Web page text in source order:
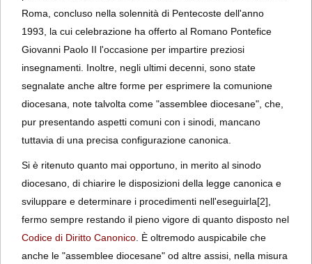
Roma, concluso nella solennità di Pentecoste dell'anno
1993, la cui celebrazione ha offerto al Romano Pontefice
Giovanni Paolo II l'occasione per impartire preziosi
insegnamenti. Inoltre, negli ultimi decenni, sono state
segnalate anche altre forme per esprimere la comunione
diocesana, note talvolta come "assemblee diocesane", che,
pur presentando aspetti comuni con i sinodi, mancano
tuttavia di una precisa configurazione canonica.
Si è ritenuto quanto mai opportuno, in merito al sinodo
diocesano, di chiarire le disposizioni della legge canonica e
sviluppare e determinare i procedimenti nell'eseguirla[2],
fermo sempre restando il pieno vigore di quanto disposto nel
Codice di Diritto Canonico. È oltremodo auspicabile che
anche le "assemblee diocesane" od altre assisi, nella misura